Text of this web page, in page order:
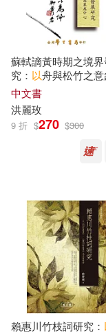
胡竹峰(18)
君子以澤(17)
草子信(17)
カトウロカ
右田いこい
竹慶本樂仁波
中國電力出版
天下文化(91)
高等教育出版
華中科技大
MTEX(87)
校園書房(86)
哈爾濱出版社
吉林文史出
蘇軾謫黃時期之境
究： 以舟與松竹之
【POD】
中文書
洪麗玫
9 折 $270 $300
賴惠川竹枝詞研究：